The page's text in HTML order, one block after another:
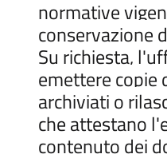
normative
conservazione
Su richiesta,
emettere copie
archiviati o
che attestano
contenuto dei